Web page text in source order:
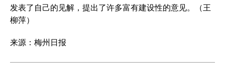
发表了自己的见解，提出了许多富有建设性的意见。（王
柳萍）
来源：梅州日报